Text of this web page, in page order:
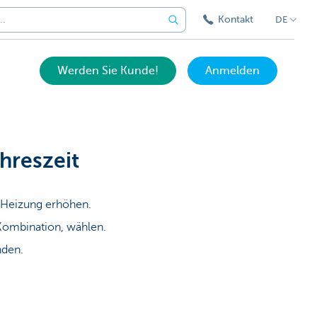
Kontakt DE
Werden Sie Kunde! Anmelden
erhöhen.
wählen.